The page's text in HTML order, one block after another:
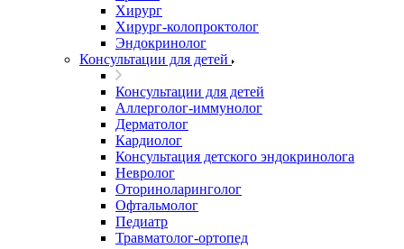
Хирург
Хирург-колопроктолог
Эндокринолог
Консультации для детей
Консультации для детей
Аллерголог-иммунолог
Дерматолог
Кардиолог
Консультация детского эндокринолога
Невролог
Оториноларинголог
Офтальмолог
Педиатр
Травматолог-ортопед